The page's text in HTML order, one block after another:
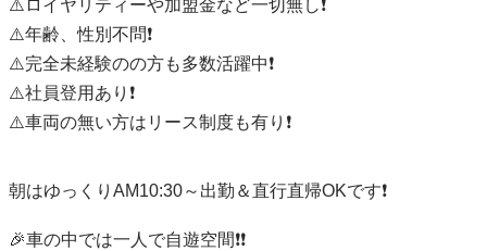
⚠️ロイヤリティーや加盟金など一切無し❗️
⚠️年齢、性別不問❗️
⚠️完全未経験のの方も多数活躍中❗️
⚠️社員登用あり❗️
⚠️車両の無い方はリース制度も有り❗️
朝はゆっくりAM10:30～出勤＆直行直帰OKです❗️
🎉車の中では一人で自遊空間❗️❗️